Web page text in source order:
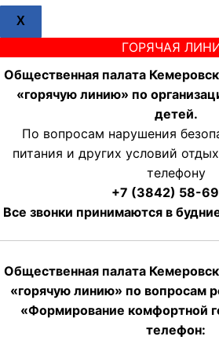
X
ГОРЯЧАЯ
Общественная палата
«горячую линию» по
детей.
По вопросам нарушения
питания и других условий
телефону
+7 (3842) 58-
Все звонки принимаются в
Общественная палата
«горячую линию» по вопросам
«Формирование комфортной
телефон: